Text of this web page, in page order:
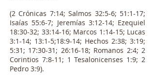
(2 Crónicas 7:14; Salmos 32:5-6; 51:1-17;
Isaías 55:6-7; Jeremías 3:12-14; Ezequiel
18:30-32; 33:14-16; Marcos 1:14-15; Lucas
3:1-14; 13:1-5;18:9-14; Hechos 2:38; 3:19;
5:31; 17:30-31; 26:16-18; Romanos 2:4; 2
Corintios 7:8-11; 1 Tesalonicenses 1:9; 2
Pedro 3:9).